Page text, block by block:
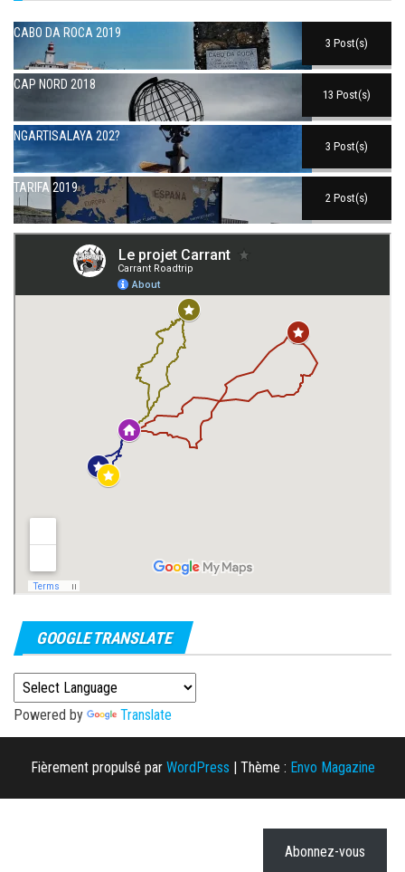
CABO DA ROCA 2019
3 Post(s)
CAP NORD 2018
13 Post(s)
NGARTISALAYA 202?
3 Post(s)
TARIFA 2019
2 Post(s)
GOOGLE TRANSLATE
Powered by Translate
Fièrement propulsé par WordPress | Thème : Envo Magazine
Abonnez-vous